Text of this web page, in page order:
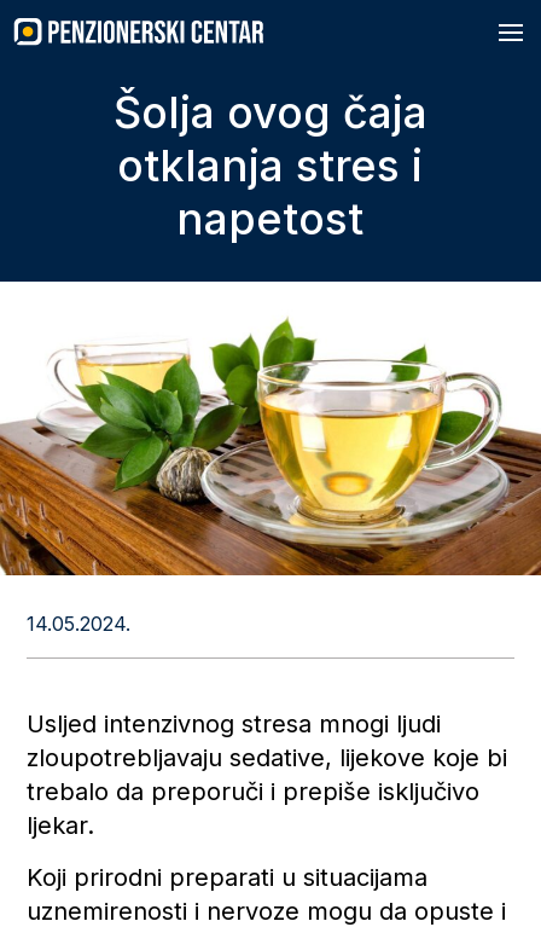
to
content
Šolja ovog čaja
otklanja stres i
napetost
14.05.2024.
Usljed intenzivnog stresa mnogi ljudi
zloupotrebljavaju sedative, lijekove koje bi
trebalo da preporuči i prepiše isključivo
ljekar.
Koji prirodni preparati u situacijama
uznemirenosti i nervoze mogu da opuste i